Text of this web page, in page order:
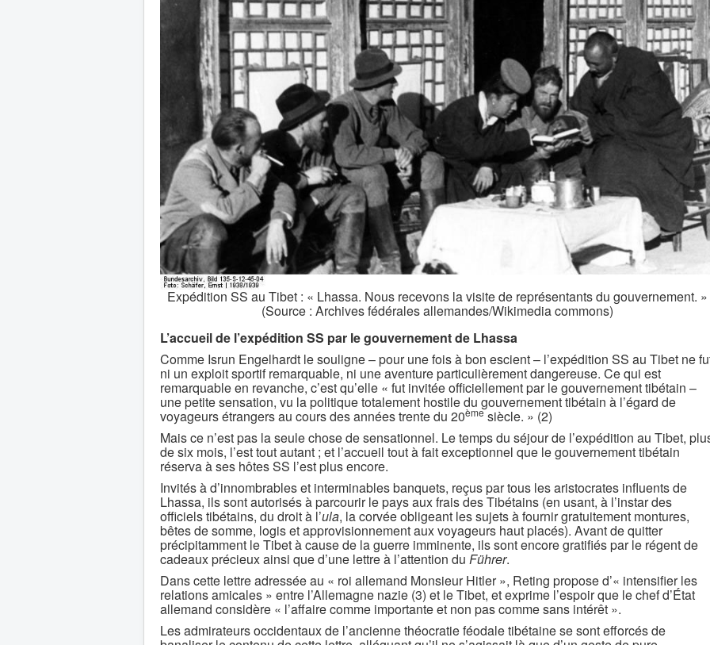
Expédition SS au Tibet : « Lhassa. Nous recevons la visite de représentants du gouvernement. »
(Source : Archives fédérales allemandes/Wikimedia commons)
L’accueil de l’expédition SS par le gouvernement de Lhassa
Comme Isrun Engelhardt le souligne – pour une fois à bon escient – l’expédition SS au Tibet ne
ni un exploit sportif remarquable, ni une aventure particulièrement dangereuse. Ce qui est
remarquable en revanche, c’est qu’elle « fut invitée officiellement par le gouvernement tibétain –
une petite sensation, vu la politique totalement hostile du gouvernement tibétain à l’égard de
voyageurs étrangers au cours des années trente du 20ème siècle. » (2)
Mais ce n’est pas la seule chose de sensationnel. Le temps du séjour de l’expédition au Tibet,
de six mois, l’est tout autant ; et l’accueil tout à fait exceptionnel que le gouvernement tibétain
réserva à ses hôtes SS l’est plus encore.
Invités à d’innombrables et interminables banquets, reçus par tous les aristocrates influents de
Lhassa, ils sont autorisés à parcourir le pays aux frais des Tibétains (en usant, à l’instar des
officiels tibétains, du droit à l’ula, la corvée obligeant les sujets à fournir gratuitement montures,
bêtes de somme, logis et approvisionnement aux voyageurs haut placés). Avant de quitter
précipitamment le Tibet à cause de la guerre imminente, ils sont encore gratifiés par le régent de
cadeaux précieux ainsi que d’une lettre à l’attention du Führer.
Dans cette lettre adressée au « roi allemand Monsieur Hitler », Reting propose d’« intensifier les
relations amicales » entre l’Allemagne nazie (3) et le Tibet, et exprime l’espoir que le chef d’État
allemand considère « l’affaire comme importante et non pas comme sans intérêt ».
Les admirateurs occidentaux de l’ancienne théocratie féodale tibétaine se sont efforcés de